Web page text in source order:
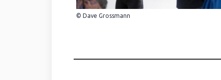
© Dave Grossmann